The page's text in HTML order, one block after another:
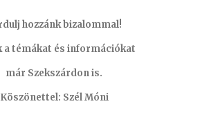
hozzánk bizalommal!
a témákat és információkat
már Szekszárdon is.
Köszönettel: Szél Móni